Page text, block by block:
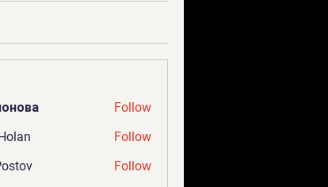
Follow
Follow
Follow